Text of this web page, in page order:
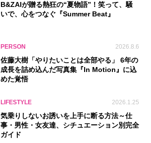
B&ZAIが贈る熱狂の“夏物語”！笑って、騒
いで、心をつなぐ『Summer Beat』
PERSON 2026.8.6
佐藤大樹「やりたいことは全部やる」 6年の
成長を詰め込んだ写真集『In Motion』に込
めた覚悟
LIFESTYLE 2026.1.25
気乗りしないお誘いを上手に断る方法～仕
事・男性・女友達、シチュエーション別完全
ガイド